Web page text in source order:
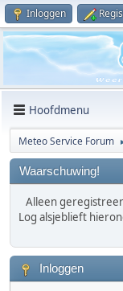
Inloggen
Hoofdmenu
Meteo Service Forum
Waarschuwing!
Alleen
Log alsjeblieft
Inloggen